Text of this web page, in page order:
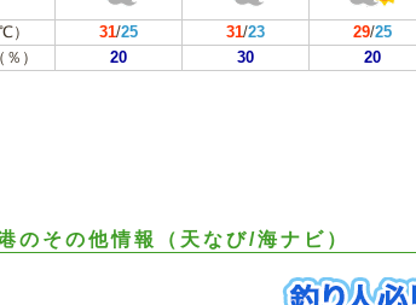
31/25 31/23 29/25
）
20 30 20
のその他情報（天なび/海ナビ）